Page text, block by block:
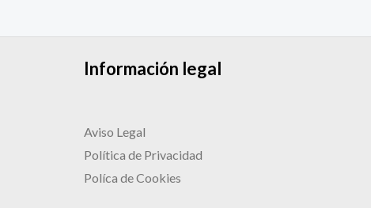
Información legal
Aviso Legal
Política de Privacidad
Políca de Cookies